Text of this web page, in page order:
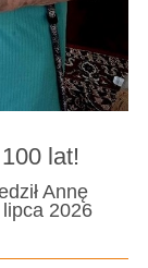
lat!
Annę
2026